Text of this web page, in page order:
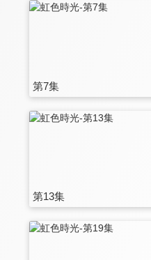
第7集
第13集